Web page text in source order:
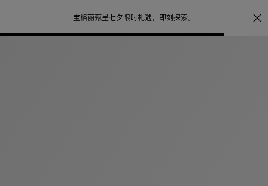
宝格丽甄呈七夕限时礼遇， 即刻探索。
注册会员首